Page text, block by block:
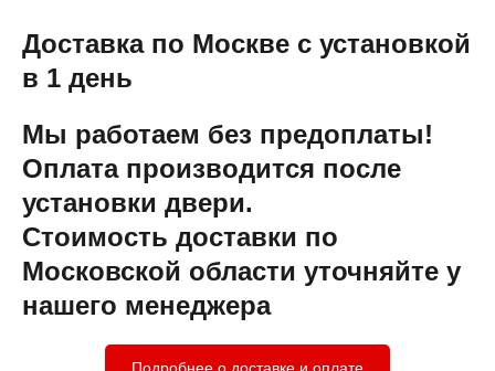
Доставка по Москве с установкой
в 1 день
Мы работаем без предоплаты!
Оплата производится после
установки двери.
Стоимость доставки по
Московской области уточняйте у
нашего менеджера